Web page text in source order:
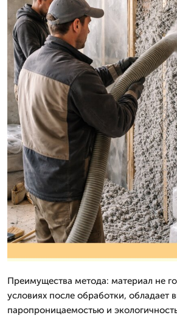
Преимущества метода: материал не
условиях после обработки, обладает
паропроницаемостью и